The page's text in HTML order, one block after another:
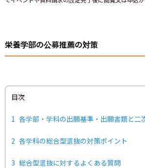
栄養学部の公募推薦の対策
目次
1 各学部・学科の出願基準・出願書類と二
2 各学科の総合型選抜の対策ポイント
3 総合型選抜に対するよくある質問